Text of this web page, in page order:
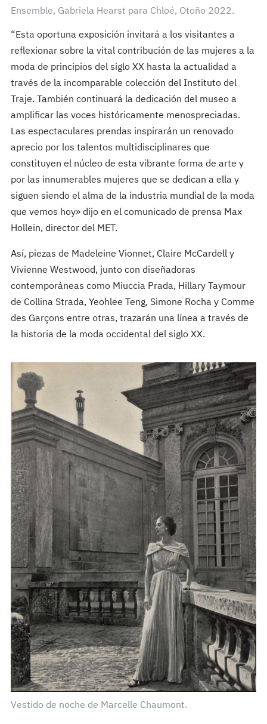
Ensemble, Gabriela Hearst para Chloé, Otoño 2022.
“Esta oportuna exposición invitará a los visitantes a
reflexionar sobre la vital contribución de las mujeres a la
moda de principios del siglo XX hasta la actualidad a
través de la incomparable colección del Instituto del
Traje. También continuará la dedicación del museo a
amplificar las voces históricamente menospreciadas.
Las espectaculares prendas inspirarán un renovado
aprecio por los talentos multidisciplinares que
constituyen el núcleo de esta vibrante forma de arte y
por las innumerables mujeres que se dedican a ella y
siguen siendo el alma de la industria mundial de la moda
que vemos hoy» dijo en el comunicado de prensa Max
Hollein, director del MET.
Así, piezas de Madeleine Vionnet, Claire McCardell y
Vivienne Westwood, junto con diseñadoras
contemporáneas como Miuccia Prada, Hillary Taymour
de Collina Strada, Yeohlee Teng, Simone Rocha y Comme
des Garçons entre otras, trazarán una línea a través de
la historia de la moda occidental del siglo XX.
Vestido de noche de Marcelle Chaumont.